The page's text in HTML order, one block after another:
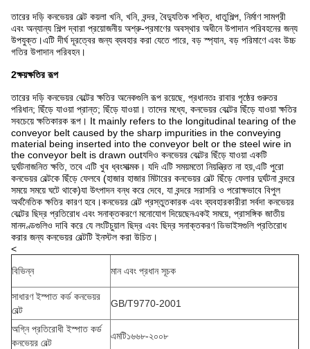
তারের দড়ি কনভেয়র বেল্ট কয়লা খনি, খনি, বন্দর, বৈদ্যুতিক শক্তি, ধাতুশিল্প, নির্মাণ সামগ্রী
এবং অন্যান্য শিল্প দ্বারা প্রয়োজনীয় অশ্রু-প্রমাণের অবস্থার অধীনে উপাদান পরিবহনের জন্য
উপযুক্ত।এটি দীর্ঘ দূরত্বের জন্য ব্যবহার করা যেতে পারে, বড় স্প্যান, বড় পরিমাণে এবং উচ্চ
গতির উপাদান পরিবহন।
2ক্ষয়ক্ষতির রূপ
তারের দড়ি কনভেয়র বেল্টের ক্ষতির অনেকগুলি রূপ রয়েছে, প্রধানতঃ রাবার পৃষ্ঠের গুরুতর
পরিধান; ছিঁড়ে যাওয়া প্রান্ত; ছিঁড়ে যাওয়া। তাদের মধ্যে, কনভেয়র বেল্টের ছিঁড়ে যাওয়া ক্ষতির
সবচেয়ে ক্ষতিকারক রূপ। It mainly refers to the longitudinal tearing of the
conveyor belt caused by the sharp impurities in the conveying
material being inserted into the conveyor belt or the steel wire in
the conveyor belt is drawn outযদিও কনভেয়র বেল্টের ছিঁড়ে যাওয়া একটি
দুর্ঘটনাজনিত ক্ষতি, তবে এটি খুব ধ্বংসাত্মক। যদি এটি সময়মতো নিয়ন্ত্রিত না হয়,এটি পুরো
কনভেয়র বেল্টকে ছিঁড়ে ফেলবে (হাজার হাজার মিটারের কনভেয়র বেল্ট ছিঁড়ে ফেলার দুর্ঘটনা বন্দরে
সময়ে সময়ে ঘটে থাকে)যা উৎপাদন বন্ধ করে দেবে, যা বন্দরে সরাসরি ও পরোক্ষভাবে বিপুল
অর্থনৈতিক ক্ষতির কারণ হবে।কনভেয়র বেল্ট প্রস্তুতকারক এবং ব্যবহারকারীরা সর্বদা কনভেয়র
বেল্টের ছিদ্র প্রতিরোধ এবং সনাক্তকরণে মনোযোগ দিয়েছেনএকই সময়ে, প্রাসঙ্গিক জাতীয়
মানদণ্ডগুলিও দাবি করে যে লংটিচুয়াল ছিদ্র এবং ছিদ্র সনাক্তকরণ ডিভাইসগুলি প্রতিরোধ
করার জন্য কনভেয়র বেল্টটি ইনস্টল করা উচিত।
<
বিভিন্ন
মান এবং প্রধান সূচক
সাধারণ ইস্পাত কর্ড কনভেয়র
বেল্ট
GB/T9770-2001
অগ্নি প্রতিরোধী ইস্পাত কর্ড
কনভেয়র বেল্ট
এমটি১৬৬৮-২০০৮